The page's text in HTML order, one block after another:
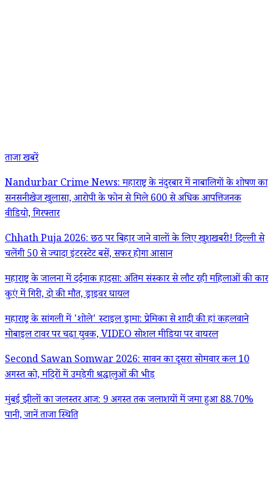
ताजा खबरें
Nandurbar Crime News: महाराष्ट्र के नंदुरबार में नाबालिगों के शोषण का
सनसनीखेज खुलासा, आरोपी के फोन से मिले 600 से अधिक आपत्तिजनक
वीडियो, गिरफ्तार
Chhath Puja 2026: छठ पर बिहार जाने वालों के लिए खुशखबरी! दिल्ली से
चलेंगी 50 से ज्यादा इंटरस्टेट बसें, सफर होगा आसान
महाराष्ट्र के जालना में दर्दनाक हादसा: अंतिम संस्कार से लौट रही महिलाओं की कार
कुएं में गिरी, दो की मौत, ड्राइवर घायल
महाराष्ट्र के सांगली में 'शोले' स्टाइल ड्रामा: प्रेमिका से शादी की हां कहलवाने
मोबाइल टावर पर चढ़ा युवक, VIDEO सोशल मीडिया पर वायरल
Second Sawan Somwar 2026: सावन का दूसरा सोमवार कल 10
अगस्त को, मंदिरों में उमड़ेगी श्रद्धालुओं की भीड़
मुंबई झीलों का जलस्तर आज: 9 अगस्त तक जलाशयों में जमा हुआ 88.70%
पानी, जानें ताजा स्थिति